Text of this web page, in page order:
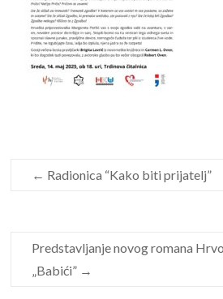
← Radionica “Kako biti prijatelj”
Predstavljanje novog romana
„Babići” →